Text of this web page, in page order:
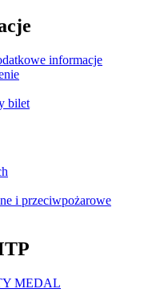
informacje
bilet
i przeciwpożarowe
MEDAL